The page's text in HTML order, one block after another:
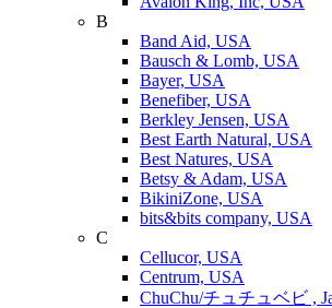
B
Band Aid, USA
Bausch & Lomb, USA
Bayer, USA
Benefiber, USA
Berkley Jensen, USA
Best Earth Natural, USA
Best Natures, USA
Betsy & Adam, USA
BikiniZone, USA
bits&bits company, USA
C
Cellucor, USA
Centrum, USA
ChuChu/チュチュベビ ,